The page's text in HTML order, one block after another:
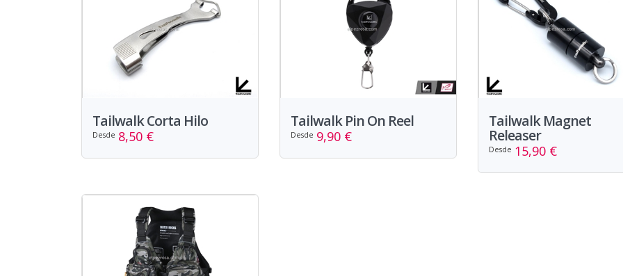
Tailwalk Corta Hilo
Desde 8,50 €
Tailwalk Pin On Reel
Desde 9,90 €
Tailwalk Magnet
Releaser
Desde 15,90 €